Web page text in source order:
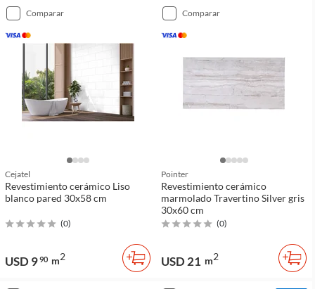
comparar
Cejatel
Revestimiento cerámico Liso
blanco pared 30x58 cm
(0)
USD 990 m2
comparar
Pointer
Revestimiento cerámico
marmolado Travertino Silver gris
30x60 cm
(0)
USD 21 m2